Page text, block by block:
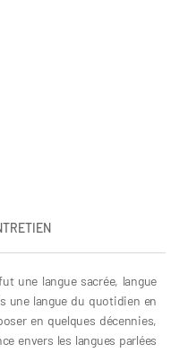
une langue sacrée, langue
une langue du quotidien en
en quelques décennies,
envers les langues parlées